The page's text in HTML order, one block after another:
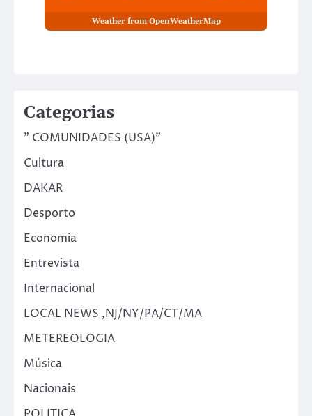
Weather from OpenWeatherMap
Categorias
" COMUNIDADES (USA)"
Cultura
DAKAR
Desporto
Economia
Entrevista
Internacional
LOCAL NEWS ,NJ/NY/PA/CT/MA
METEREOLOGIA
Música
Nacionais